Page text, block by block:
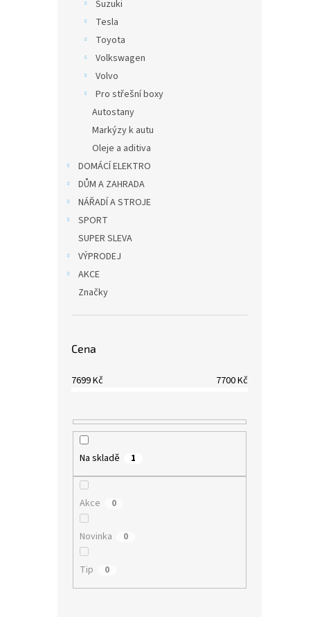
Suzuki
Tesla
Toyota
Volkswagen
Volvo
Pro střešní boxy
Autostany
Markýzy k autu
Oleje a aditiva
DOMÁCÍ ELEKTRO
DŮM A ZAHRADA
NÁŘADÍ A STROJE
SPORT
SUPER SLEVA
VÝPRODEJ
AKCE
Značky
Cena
7699Kč 7700Kč
Na skladě 1
Akce 0
Novinka 0
Tip 0